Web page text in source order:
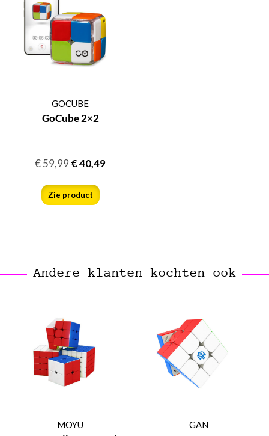
GOCUBE
GoCube 2×2
€59,99€40,49
Zie product
Andere klanten kochten ook
MOYU GAN